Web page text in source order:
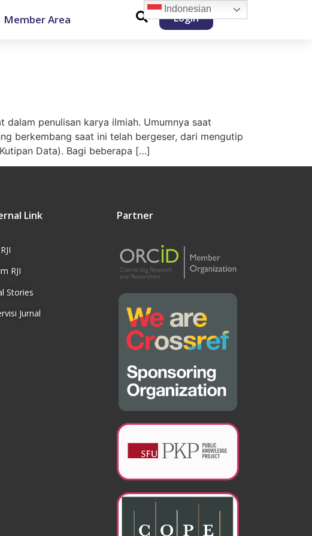
Member Area Login
penulisan karya ilmiah. Umumnya saat
berkembang saat ini telah bergeser, dari mengutip
Data). Bagi beberapa […]
Link
RJI
Stories
Jurnal
Partner
Indonesian